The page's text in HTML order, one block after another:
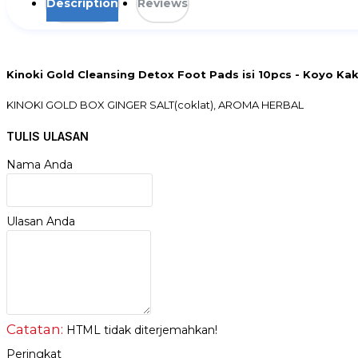
Description Reviews
Kinoki Gold Cleansing Detox Foot Pads isi 10pcs - Koyo
KINOKI GOLD BOX GINGER SALT(coklat), AROMA HERBAL
keluarkan di pagi hari. Anda akan terkejut dengan residu racun
mengurangkan keletihan dan kegemukan
TULIS ULASAN
Nama Anda
Ulasan Anda
Catatan: HTML tidak diterjemahkan!
Peringkat